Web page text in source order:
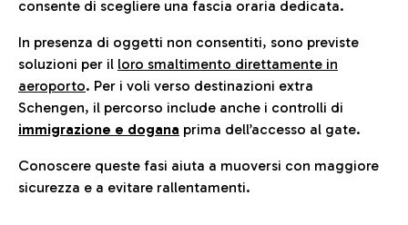
consente di scegliere una fascia oraria dedicata.
In presenza di oggetti non consentiti, sono previste
soluzioni per il loro smaltimento direttamente in
aeroporto. Per i voli verso destinazioni extra
Schengen, il percorso include anche i controlli di
immigrazione e dogana prima dell’accesso al gate.
Conoscere queste fasi aiuta a muoversi con maggiore
sicurezza e a evitare rallentamenti.